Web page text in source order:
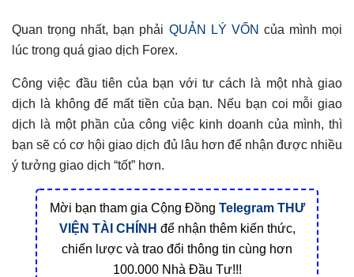
Quan trọng nhất, bạn phải QUẢN LÝ VỐN của mình mọi
lúc trong quá giao dịch Forex.
Công việc đầu tiên của bạn với tư cách là một nhà giao
dịch là không để mất tiền của bạn. Nếu bạn coi mỗi giao
dịch là một phần của công việc kinh doanh của mình, thì
bạn sẽ có cơ hội giao dịch đủ lâu hơn để nhận được nhiều
ý tưởng giao dịch “tốt” hơn.
Mời bạn tham gia Cộng Đồng Telegram THƯ
VIỆN TÀI CHÍNH để nhận thêm kiến thức,
chiến lược và trao đổi thông tin cùng hơn
100.000 Nhà Đầu Tư!!!